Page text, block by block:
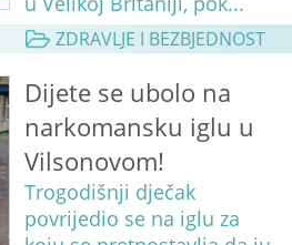
ZDRAVLJE I BEZBJEDNOST
Dijete se ubolo na
narkomansku iglu u
Vilsonovom!
Trogodišnji dječak
povrijedio se na iglu za